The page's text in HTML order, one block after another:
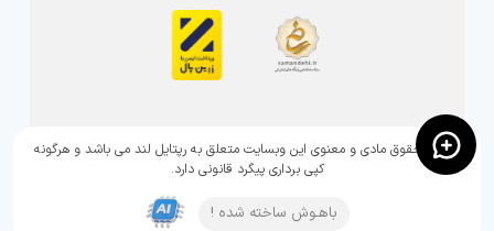
,تمامی حقوق مادی و معنوی این وبسایت متعلق به رپتایل لند می باشد و هرگونه
کپی برداری پیگرد قانونی دارد.
باهـوش ساخته شده !